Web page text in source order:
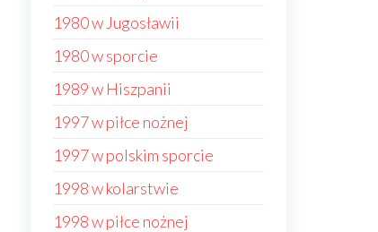
1980 w Jugosławii
1980 w sporcie
1989 w Hiszpanii
1997 w piłce nożnej
1997 w polskim sporcie
1998 w kolarstwie
1998 w piłce nożnej